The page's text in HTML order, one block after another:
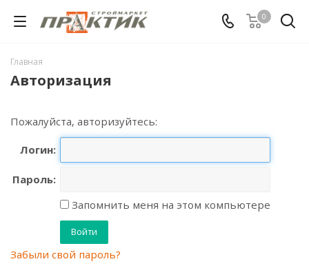
0
Главная
Авторизация
Пожалуйста, авторизуйтесь:
Логин:
Пароль:
Запомнить меня на этом компьютере
Забыли свой пароль?